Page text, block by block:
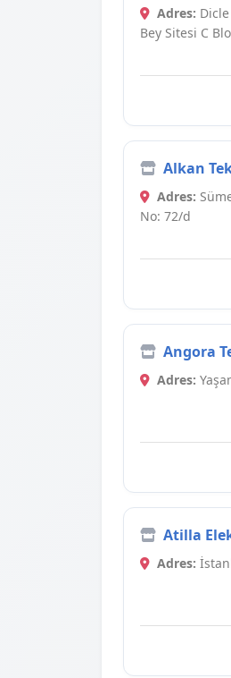
Adres:
Bey Sitesi C
Alkan
Adres:
No: 72/d
Angora
Adres:
Atilla
Adres: